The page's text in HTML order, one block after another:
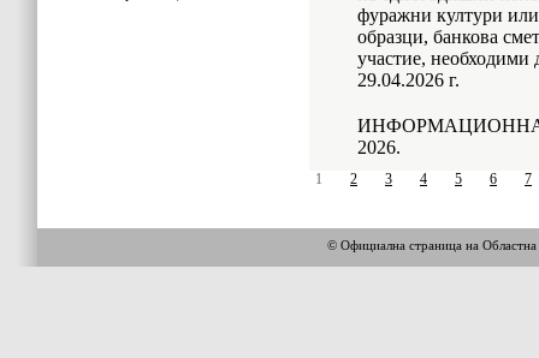
фуражни култури
образци, банкова
участие,
29.04.2026 г.
2026.
1 2 3 4 5 6 7
© Официална страница на